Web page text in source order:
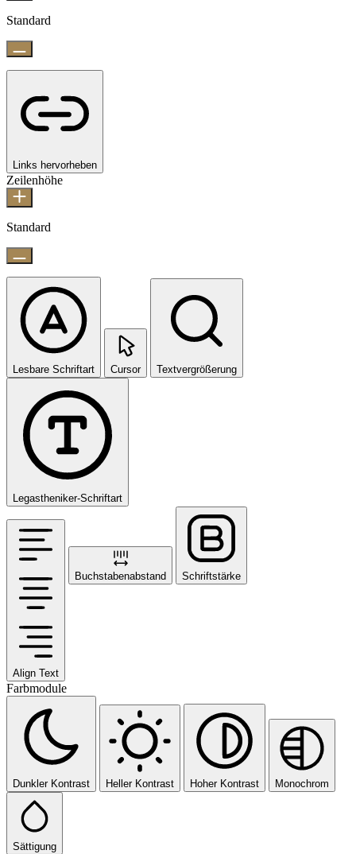
Standard
Links hervorheben
Zeilenhöhe
Standard
Lesbare Schriftart Cursor Textvergrößerung
Legastheniker-Schriftart
Align Text
Buchstabenabstand Schriftstärke
Farbmodule
Dunkler Kontrast Heller Kontrast Hoher Kontrast Monochrom
Sättigung